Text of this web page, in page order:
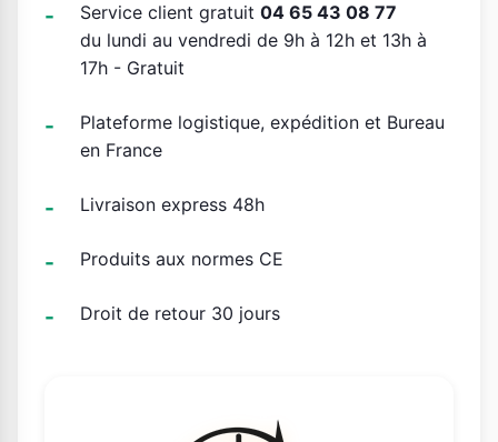
Service client gratuit 04 65 43 08 77
du lundi au vendredi de 9h à 12h et 13h à
17h - Gratuit
Plateforme logistique, expédition et Bureau
en France
Livraison express 48h
Produits aux normes CE
Droit de retour 30 jours